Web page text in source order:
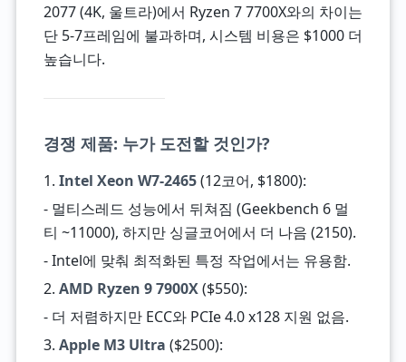
2077 (4K, 울트라)에서 Ryzen 7 7700X와의 차이는
단 5-7프레임에 불과하며, 시스템 비용은 $1000 더
높습니다.
경쟁 제품: 누가 도전할 것인가?
1. Intel Xeon W7-2465(12코어, $1800):
- 멀티스레드 성능에서 뒤쳐짐 (Geekbench 6 멀
티 ~11000), 하지만 싱글코어에서 더 나음 (2150).
- Intel에 맞춰 최적화된 특정 작업에서는 유용함.
2. AMD Ryzen 9 7900X($550):
- 더 저렴하지만 ECC와 PCIe 4.0 x128 지원 없음.
3. Apple M3 Ultra ($2500):